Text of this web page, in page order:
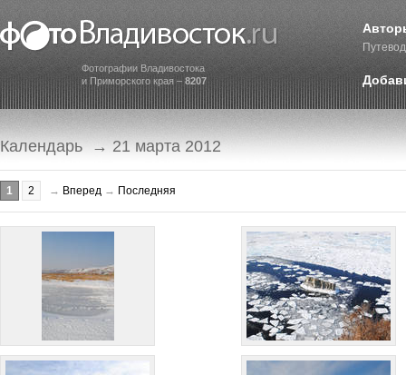
Фотографии Владивостока
и Приморского края – 8207
Календарь → 21 марта 2012
1 2 → Вперед → Последняя